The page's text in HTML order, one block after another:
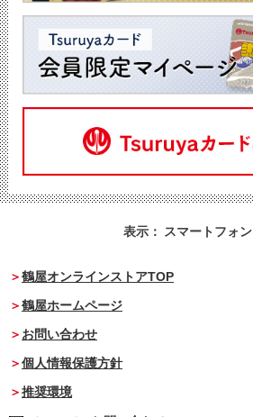
表示： スマートフォン
鶴屋オンラインストアTOP
鶴屋ホームページ
お問い合わせ
個人情報保護方針
推奨環境